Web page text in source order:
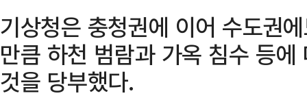
기상청은 충청권에 이어 수도권
만큼 하천 범람과 가옥 침수 등
것을 당부했다.